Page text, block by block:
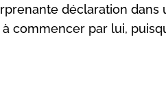
déclaration
commencer par lui,